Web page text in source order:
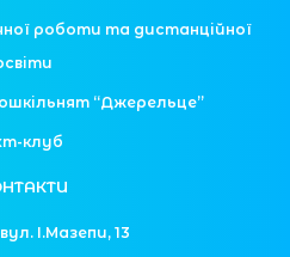
роботи та дистанційної
“Джерельце”
клуб
І.Мазепи, 13